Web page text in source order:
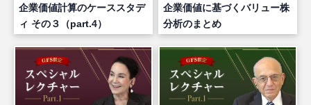
企業価値計算のケーススタデ
ィ その３（part.4）
企業価値に基づくバリュー株
分析のまとめ